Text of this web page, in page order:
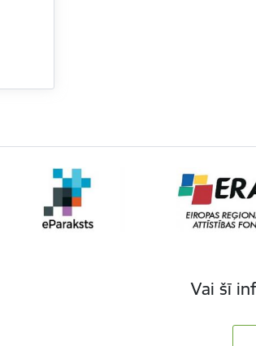
Vai šī